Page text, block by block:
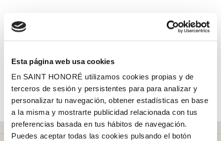
Esta página web usa cookies
En SAINT HONORÉ utilizamos cookies propias y de
terceros de sesión y persistentes para para analizar y
personalizar tu navegación, obtener estadísticas en base
a la misma y mostrarte publicidad relacionada con tus
preferencias basada en tus hábitos de navegación.
Puedes aceptar todas las cookies pulsando el botón
Crear una cuenta tiene muchos beneficios: Pago más rápido,
más.
Crear una cuenta